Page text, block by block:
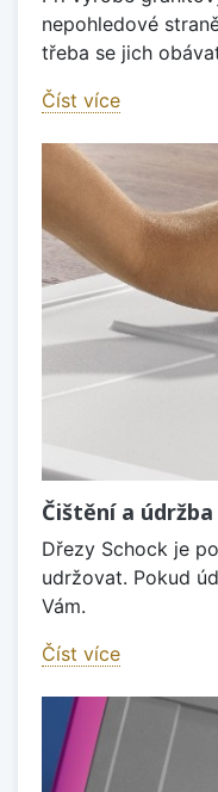
nepohledové
třeba se jich
Číst více
Čištění a údržba
Dřezy Schock je
udržovat. Pokud
Vám.
Číst více